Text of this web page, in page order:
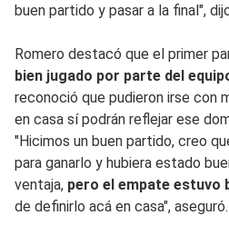
buen partido y pasar a la final",
Romero destacó que el primer
bien jugado por parte del
reconoció que pudieron irse con
en casa sí podrán reflejar ese
"Hicimos un buen partido, creo
para ganarlo y hubiera estado
ventaja, pero el empate estuvo
de definirlo acá en casa", aseguró.